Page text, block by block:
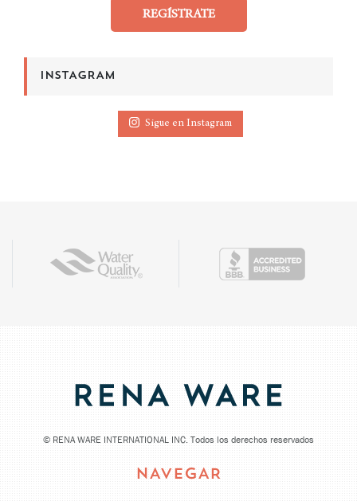
REGÍSTRATE
INSTAGRAM
Sigue en Instagram
© RENA WARE INTERNATIONAL INC. Todos los derechos reservados
NAVEGAR